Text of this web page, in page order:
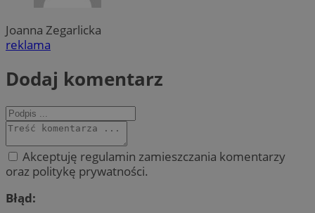
Joanna Zegarlicka
reklama
Dodaj komentarz
Akceptuję regulamin zamieszczania komentarzy
oraz politykę prywatności.
Błąd: